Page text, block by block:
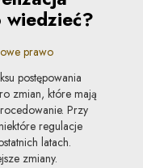
prawo
postępowania
zmian, które mają
Przy
regulacje
latach.
zmiany.